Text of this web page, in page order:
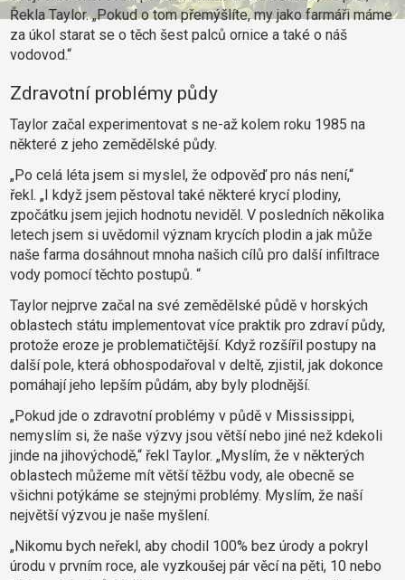
Řekla Taylor. „Pokud o tom přemýšlíte, my jako farmáři máme
za úkol starat se o těch šest palců ornice a také o náš
vodovod.“
Zdravotní problémy půdy
Taylor začal experimentovat s ne-až kolem roku 1985 na
některé z jeho zemědělské půdy.
„Po celá léta jsem si myslel, že odpověď pro nás není,“
řekl. „I když jsem pěstoval také některé krycí plodiny,
zpočátku jsem jejich hodnotu neviděl. V posledních několika
letech jsem si uvědomil význam krycích plodin a jak může
naše farma dosáhnout mnoha našich cílů pro další infiltrace
vody pomocí těchto postupů. “
Taylor nejprve začal na své zemědělské půdě v horských
oblastech státu implementovat více praktik pro zdraví půdy,
protože eroze je problematičtější. Když rozšířil postupy na
další pole, která obhospodařoval v deltě, zjistil, jak dokonce
pomáhají jeho lepším půdám, aby byly plodnější.
„Pokud jde o zdravotní problémy v půdě v Mississippi,
nemyslím si, že naše výzvy jsou větší nebo jiné než kdekoli
jinde na jihovýchodě,“ řekl Taylor. „Myslím, že v některých
oblastech můžeme mít větší těžbu vody, ale obecně se
všichni potýkáme se stejnými problémy. Myslím, že naší
největší výzvou je naše myšlení.
„Nikomu bych neřekl, aby chodil 100% bez úrody a pokryl
úrodu v prvním roce, ale vyzkoušej pár věcí na pěti, 10 nebo